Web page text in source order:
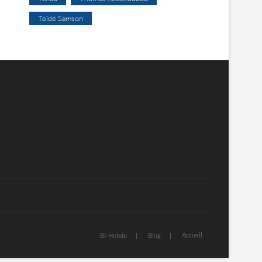
Toïdé Samson
BI-Hebdo Blog Accueil